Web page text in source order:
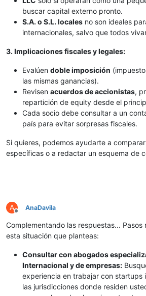
buscar capital externo pronto.
S.A. o S.L. locales no son ideales
internacionales, salvo que todos
3. Implicaciones fiscales y legales:
Evalúen doble imposición
las mismas ganancias).
Revisen acuerdos de accionistas,
repartición de equity desde el
Cada socio debe consultar a un
país para evitar sorpresas fiscales.
Si quieres, podemos ayudarte a
específicas o a redactar un esquema de
A
Desconectado
AnaDavila
Complementando las respuestas... Pasos
esta situación que planteas:
Consultar con abogados
Internacional y de empresas:
experiencia en trabajar con startups
las jurisdicciones donde residen